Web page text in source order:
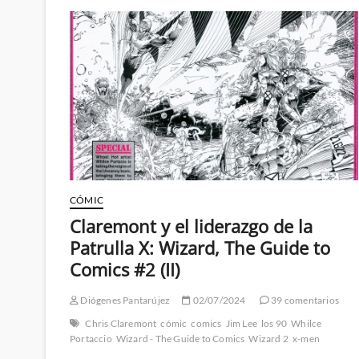
de
Uncanny
X-
Men:
Wizard,
The
Guide
to
Comics
#8
(I)
CÓMIC
Claremont y el liderazgo de la
Patrulla X: Wizard, The Guide to
Comics #2 (II)
Diógenes Pantarújez 02/07/2024
39 comentarios
Chris Claremont cómic comics Jim Lee los 90 Whilce
Portaccio Wizard - The Guide to Comics Wizard 2 x-men